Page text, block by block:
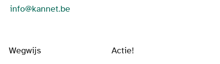
info@kannet.be
Wegwijs
Actie!